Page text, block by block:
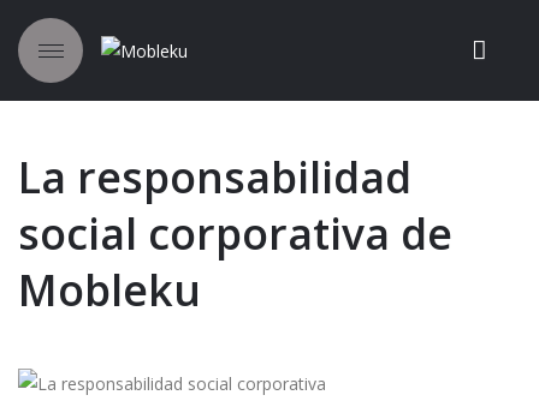
La responsabilidad
social corporativa de
Mobleku